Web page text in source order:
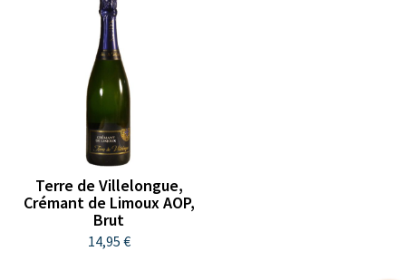
Terre de Villelongue,
Crémant de Limoux AOP,
Brut
14,95 €